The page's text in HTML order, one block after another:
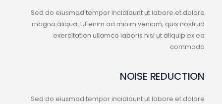
Sed do eiusmod tempor incididunt ut labore et dolore
magna aliqua. Ut enim ad minim veniam, quis nostrud
exercitation ullamco laboris nisi ut aliquip ex ea
commodo
NOISE REDUCTION
Sed do eiusmod tempor incididunt ut labore et dolore